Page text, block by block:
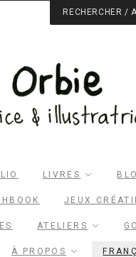
RECHERCHER /
LIVRES
JEUX
ATELIERS
À PROPOS